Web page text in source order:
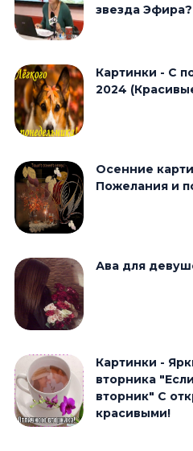
звезда Эфира?
Картинки - С понедельником
2024
Осенние картинки -
Пожелания и
Ава для
Картинки - Яркие пожелание
вторника
вторник" С
красивыми!